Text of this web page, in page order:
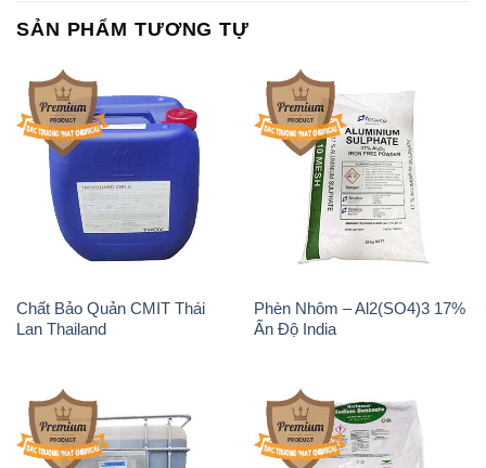
SẢN PHẨM TƯƠNG TỰ
Chất Bảo Quản CMIT Thái
Lan Thailand
Phèn Nhôm – Al2(SO4)3 17%
Ấn Độ India